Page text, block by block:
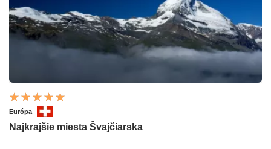
Európa
Najkrajšie miesta Švajčiarska